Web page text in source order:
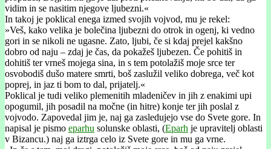
vidim in se nasitim njegove ljubezni.«
In takoj je poklical enega izmed svojih vojvod, mu je rekel:
»Veš, kako velika je bolečina ljubezni do otrok in ogenj, ki vedno
gori in se nikoli ne ugasne. Zato, ljubi, če si kdaj prejel kakšno
dobro od naju – zdaj je čas, da pokažeš ljubezen. Če pohitiš in
dohitiš ter vrneš mojega sina, in s tem potolažiš moje srce ter
osvobodiš dušo matere smrti, boš zaslužil veliko dobrega, več kot
poprej, in jaz ti bom to dal, prijatelj.«
Poklical je tudi veliko plemenitih mladeničev in jih z enakimi upi
opogumil, jih posadil na močne (in hitre) konje ter jih poslal z
vojvodo. Zapovedal jim je, naj ga zasledujejo vse do Svete gore. In
napisal je pismo eparhu solunske oblasti, (Eparh je upravitelj oblasti
v Bizancu.) naj ga iztrga celo iz Svete gore in mu ga vrne.